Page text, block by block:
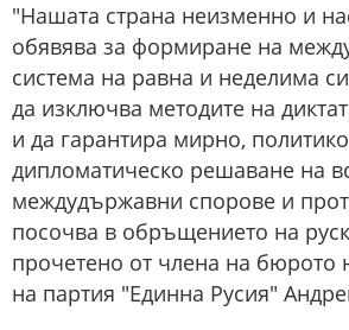
"Нашата страна неизменно и
обявява за формиране на
система на равна и неделима
да изключва методите на
и да гарантира мирно,
дипломатическо решаване на
междудържавни спорове и
посочва в обръщението на
прочетено от члена на бюрото
на партия "Единна Русия"